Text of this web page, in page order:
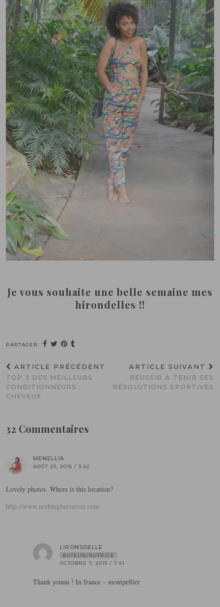
Je vous souhaite une belle semaine mes
hirondelles !!
PARTAGER:
ARTICLE PRÉCÉDENT
TOP 3 DES MEILLEURS
CONDITIONNEURS
CHEVEUX
ARTICLE SUIVANT
RÉUSSIR À TENIR SES
RÉSOLUTIONS SPORTIVES
32 Commentaires
MENELLIA
AOÛT 25, 2015 / 3:42
Lovely photos. Where is this location?
http://www.nothingbutvelvet.com
LIRONSDELLE
AUTEUR/AUTRICE
OCTOBRE 7, 2015 / 7:41
Thank youuu ! In france – montpellier